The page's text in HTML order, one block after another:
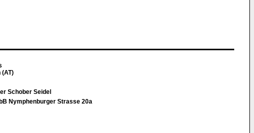
(AT)
Schober Seidel
Nymphenburger Strasse 20a